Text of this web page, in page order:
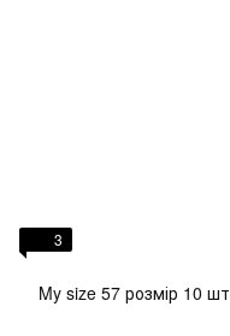
3
My size 57 розмір 10 шт